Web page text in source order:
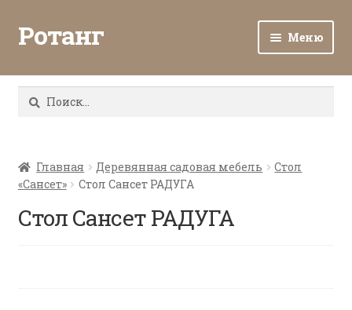
Ротанг Меню
Каталог
Все о ротанге
Найти:
Главная Деревянная садовая мебель
Стол
«Сансет»
Стол Сансет РАДУГА
Стол Сансет РАДУГА